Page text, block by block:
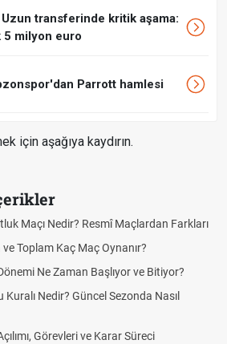
Uzun transferinde kritik aşama:
5 milyon euro
Parrott hamlesi
için aşağıya kaydırın.
Maçı Nedir? Resmî Maçlardan Farkları
Toplam Kaç Maç Oynanır?
Ne Zaman Başlıyor ve Bitiyor?
Kuralı Nedir? Güncel Sezonda Nasıl
Görevleri ve Karar Süreci